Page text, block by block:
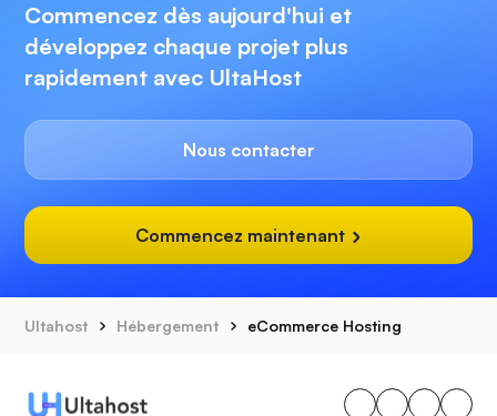
Commencez dès aujourd'hui et
développez chaque projet plus
rapidement avec UltaHost
Nous contacter
Commencez maintenant
Ultahost Hébergement eCommerce Hosting